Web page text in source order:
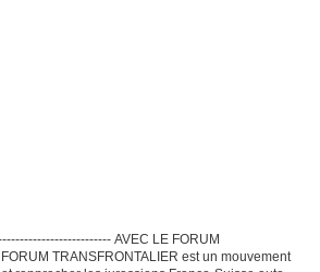
AVEC LE FORUM
TRANSFRONTALIER est un mouvement